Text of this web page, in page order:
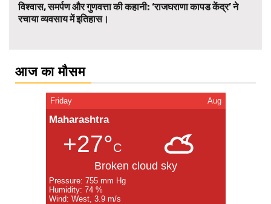
विश्वास, समर्पण और गुणवत्ता की कहानी: ‘राजघराणा कापड केंद्र’ ने
रचाया व्यवसाय में इतिहास।
आज का मौसम
Friday Aug
Maharashtra
+27°C
Broken cloud sky
Pressure: 755 mm Hg
Humidity: 74 %
Wind: West, 3.9 m/s